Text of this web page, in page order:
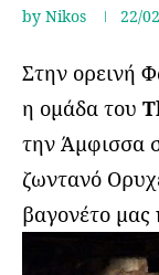
by Nikos 22/
Στην ορεινή
η ομάδα του
την Άμφισσα
ζωντανό
βαγονέτο μας